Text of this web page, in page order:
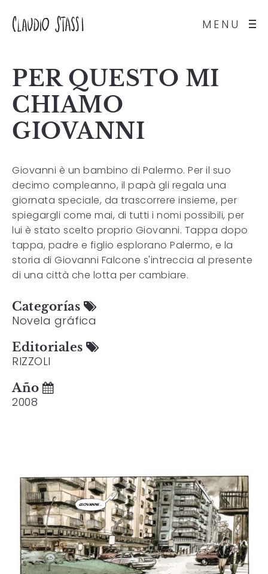
MENU
PER QUESTO MI
CHIAMO
GIOVANNI
Giovanni è un bambino di Palermo. Per il suo
decimo compleanno, il papà gli regala una
giornata speciale, da trascorrere insieme, per
spiegargli come mai, di tutti i nomi possibili, per
lui è stato scelto proprio Giovanni. Tappa dopo
tappa, padre e figlio esplorano Palermo, e la
storia di Giovanni Falcone s'intreccia al presente
di una città che lotta per cambiare.
Categorías
Novela gráfica
Editoriales
RIZZOLI
Año
2008